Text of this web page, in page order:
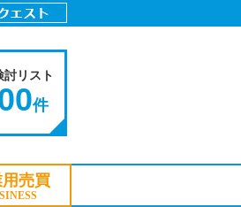
討リスト
件
売買